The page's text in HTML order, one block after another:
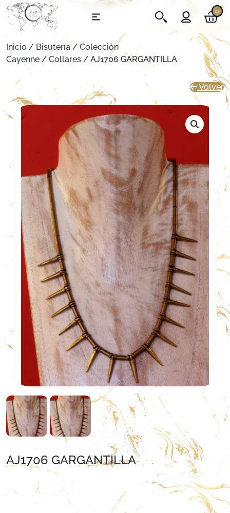
0
Inicio / Bisutería/ Colección
Cayenne / Collares / AJ1706 GARGANTILLA
Volver
AJ1706 GARGANTILLA